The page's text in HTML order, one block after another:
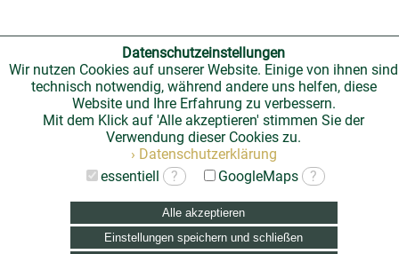
Datenschutzeinstellungen
Wir nutzen Cookies auf unserer Website. Einige von ihnen sind
technisch notwendig, während andere uns helfen, diese
Website und Ihre Erfahrung zu verbessern.
Mit dem Klick auf 'Alle akzeptieren' stimmen Sie der
Verwendung dieser Cookies zu.
› Datenschutzerklärung
essentiell ? GoogleMaps ?
Alle akzeptieren
Einstellungen speichern und schließen